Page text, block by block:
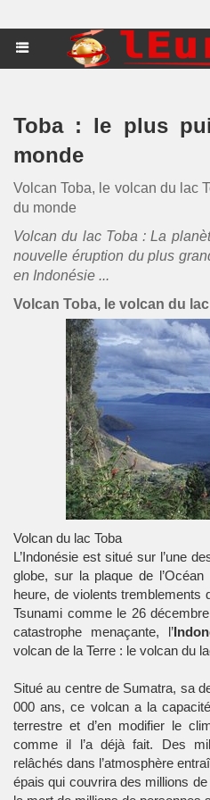
Toba : le plus
monde
Volcan Toba, le volcan du lac
du monde
Volcan du lac Toba : La
nouvelle éruption du plus
en Indonésie ...
Volcan Toba, le volcan du
Volcan du lac Toba
L’Indonésie est situé sur l’une
globe, sur la plaque de
heure, de violents tremblements
Tsunami comme le 26
catastrophe menaçante, l’
volcan de la Terre : le volcan du
Situé au centre de Sumatra, sa
000 ans, ce volcan a la
terrestre et d’en modifier le
comme il l’a déjà fait. Des
relâchés dans l’atmosphère
épais qui couvrira des millions